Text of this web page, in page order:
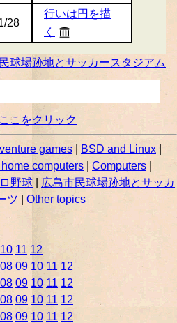
28
行いは円を描
く
球場跡地とサッカースタジアム
こをクリック
games BSD and Linux
computers
Computers
野球
広島市民球場跡地とサッカ
ツ
Other topics
10 11 12
08 09 10 11 12
08 09 10 11 12
08 09 10 11 12
08 09 10 11 12